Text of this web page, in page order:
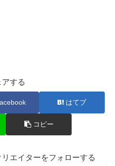
アする
はてブ
コピー
エイターをフォローする